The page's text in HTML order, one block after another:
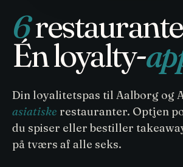
6
Én loyalty-
Din loyalitetspas til Aalborg og
asiatiske restauranter. Optjen
du spiser eller bestiller
på tværs af alle seks.